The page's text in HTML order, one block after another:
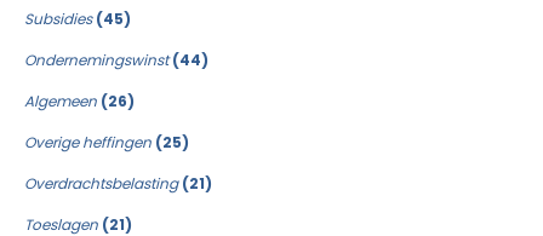
Subsidies(45)
Ondernemingswinst(44)
Algemeen (26)
Overige heffingen (25)
Overdrachtsbelasting(21)
Toeslagen (21)